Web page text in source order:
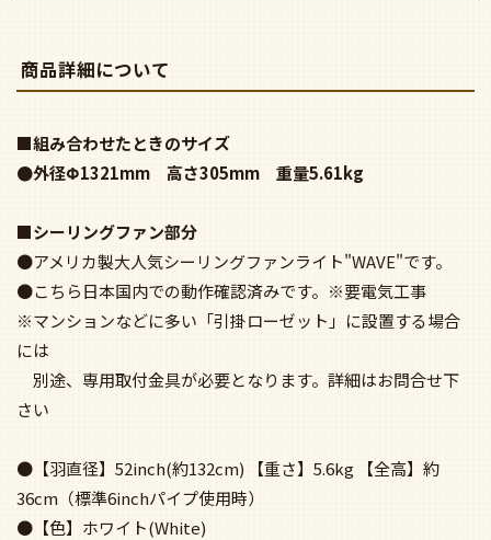
商品詳細について
■組み合わせたときのサイズ
●外径Φ1321mm 高さ305mm 重量5.61kg
■シーリングファン部分
●アメリカ製大人気シーリングファンライト"WAVE"です。
●こちら日本国内での動作確認済みです。※要電気工事
※マンションなどに多い「引掛ローゼット」に設置する場合
には
別途、専用取付金具が必要となります。詳細はお問合せ下
さい
●【羽直径】52inch(約132cm) 【重さ】5.6kg 【全高】約
36cm（標準6inchパイプ使用時）
●【色】ホワイト(White)